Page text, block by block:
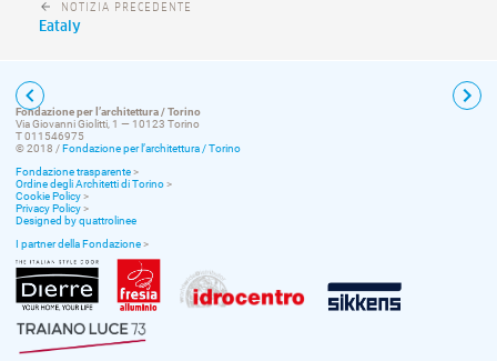
NOTIZIA PRECEDENTE
Eataly
Fondazione per l’architettura / Torino
Via Giovanni Giolitti, 1 — 10123 Torino
T 011546975
© 2018 / Fondazione per l’architettura / Torino
Fondazione trasparente>
Ordine degli Architetti di Torino>
Cookie Policy>
Privacy Policy>
Designed by quattrolinee
I partner della Fondazione>